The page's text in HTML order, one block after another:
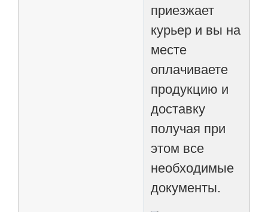
приезжает
курьер и вы на
месте
оплачиваете
продукцию и
доставку
получая при
этом все
необходимые
документы.